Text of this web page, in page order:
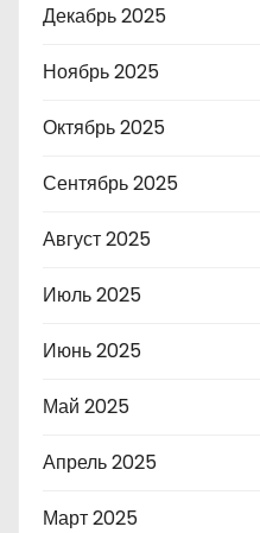
Декабрь 2025
Ноябрь 2025
Октябрь 2025
Сентябрь 2025
Август 2025
Июль 2025
Июнь 2025
Май 2025
Апрель 2025
Март 2025